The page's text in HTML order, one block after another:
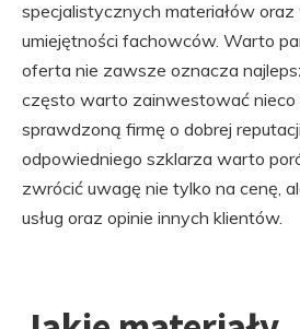
specjalistycznych materiałów
umiejętności fachowców. Warto
oferta nie zawsze oznacza
często warto zainwestować
sprawdzoną firmę o dobrej
odpowiedniego szklarza warto
zwrócić uwagę nie tylko na cenę,
usług oraz opinie innych klientów.